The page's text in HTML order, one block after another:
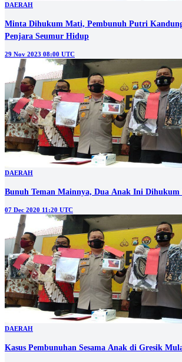
DAERAH
Minta Dihukum Mati, Pembunuh Putri
Penjara Seumur Hidup
29 Nov 2023 08:00 UTC
DAERAH
Bunuh Teman Mainnya, Dua Anak Ini Dihukum
07 Dec 2020 11:20 UTC
DAERAH
Kasus Pembunuhan Sesama Anak di Gresik